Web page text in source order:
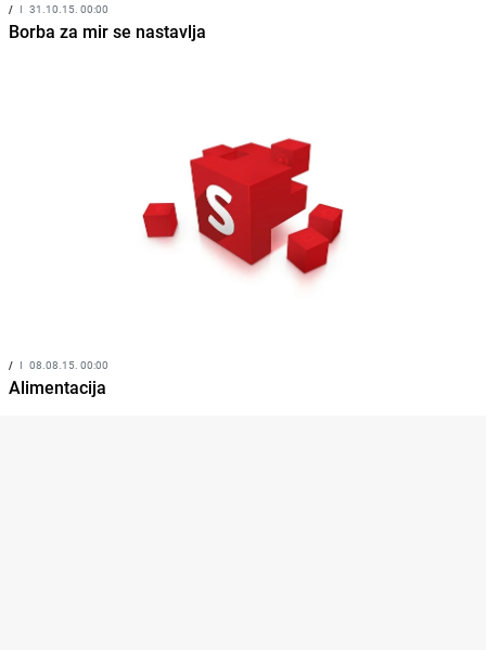
/ I 31.10.15. 00:00
Borba za mir se nastavlja
/ I 08.08.15. 00:00
Alimentacija